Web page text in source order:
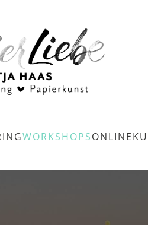
WORKSHOPS